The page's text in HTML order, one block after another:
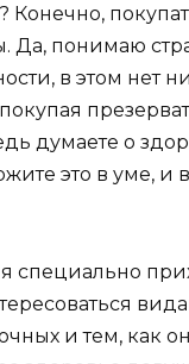
Конечно,
Да, понимаю
в этом нет
думаете о
это в уме, и
специально
и тем, как